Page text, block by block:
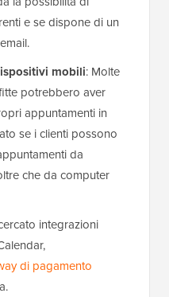
e se dispone di un
mobili: Molte
potrebbero aver
appuntamenti in
se i clienti possono
da
che da computer
integrazioni
di pagamento